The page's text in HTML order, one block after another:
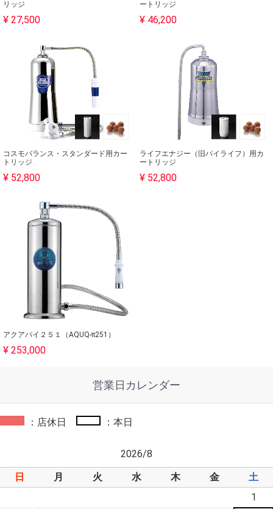
リッジ
¥ 27,500
ートリッジ
¥ 46,200
コスモバランス・スタンダード用カー
トリッジ
¥ 52,800
ライフエナジー（旧パイライフ）用カ
ートリッジ
¥ 52,800
アクアパイ２５１（AQUQ-π251）
¥ 253,000
営業日カレンダー
：店休日 ：本日
2026/8
日
月 火 水 木 金
土
1